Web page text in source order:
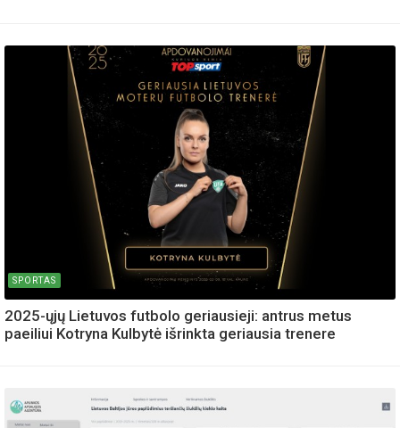
SPORTAS
2025-ųjų Lietuvos futbolo geriausieji: antrus metus
paeiliui Kotryna Kulbytė išrinkta geriausia trenere